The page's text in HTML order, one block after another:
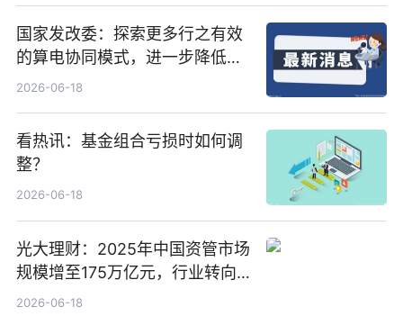
国家发改委：探索更多行之有效
的算电协同模式，进一步降低网
络传输时延_最资讯
2026-06-18
看热讯：基金组合亏损时如何调
整？
2026-06-18
光大理财：2025年中国资管市场
规模增至175万亿元，行业转向
“量质并重”
2026-06-18